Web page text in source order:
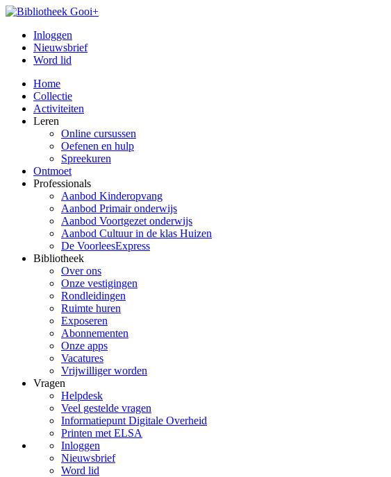
Inloggen
Nieuwsbrief
Word lid
Home
Collectie
Activiteiten
Leren
Online cursussen
Oefenen en hulp
Spreekuren
Ontmoet
Professionals
Aanbod Kinderopvang
Aanbod Primair onderwijs
Aanbod Voortgezet onderwijs
Aanbod Cultuur in de klas Huizen
De VoorleesExpress
Bibliotheek
Over ons
Onze vestigingen
Rondleidingen
Ruimte huren
Exposeren
Abonnementen
Onze apps
Vacatures
Vrijwilliger worden
Vragen
Helpdesk
Veel gestelde vragen
Informatiepunt Digitale Overheid
Printen met ELSA
Inloggen
Nieuwsbrief
Word lid